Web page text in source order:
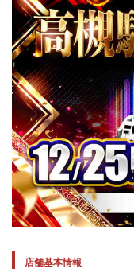
店舗基本情報